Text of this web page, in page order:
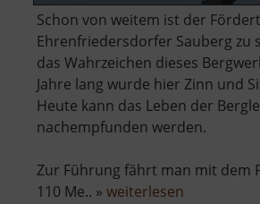
Schon von weitem ist der
Ehrenfriedersdorfer Sauberg zu
das Wahrzeichen dieses
Jahre lang wurde hier Zinn und
Heute kann das Leben der
nachempfunden werden.
Zur Führung fährt man mit dem
110 Me.. » weiterlesen